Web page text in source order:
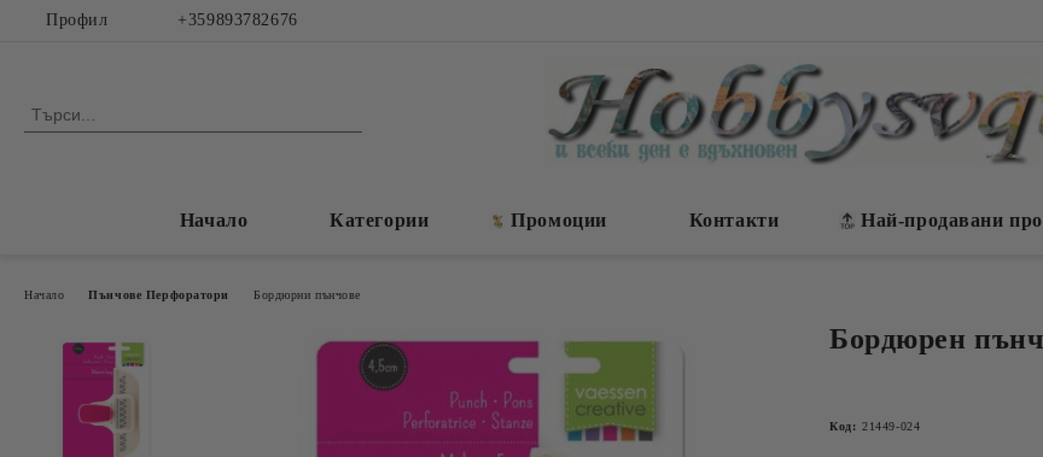
Профил +359893782676
Начало Категории Промоции Контакти Най-продавани
Начало Пънчове Перфоратори Бордюрни пънчове
Бордюрен
Код: 21449-024